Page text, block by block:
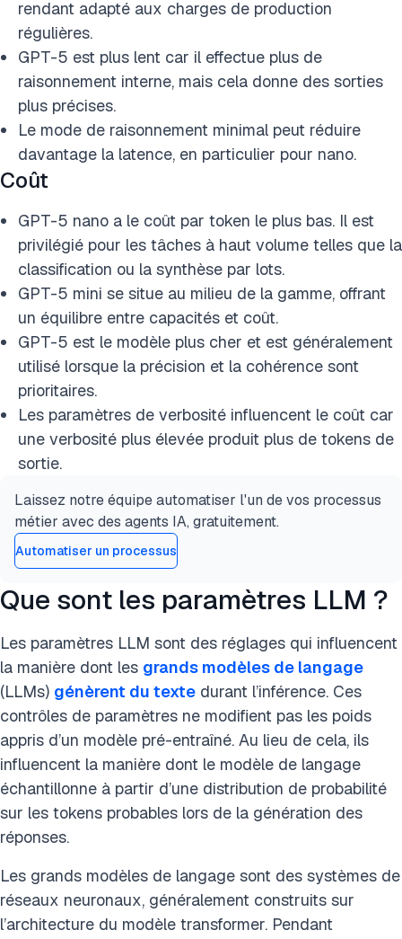
rendant adapté aux charges de production
régulières.
GPT-5 est plus lent car il effectue plus de
raisonnement interne, mais cela donne des sorties
plus précises.
Le mode de raisonnement minimal peut réduire
davantage la latence, en particulier pour nano.
Coût
GPT-5 nano a le coût par token le plus bas. Il est
privilégié pour les tâches à haut volume telles que la
classification ou la synthèse par lots.
GPT-5 mini se situe au milieu de la gamme, offrant
un équilibre entre capacités et coût.
GPT-5 est le modèle plus cher et est généralement
utilisé lorsque la précision et la cohérence sont
prioritaires.
Les paramètres de verbosité influencent le coût car
une verbosité plus élevée produit plus de tokens de
sortie.
Laissez notre équipe automatiser l'un de vos processus
métier avec des agents IA, gratuitement.
Automatiser un processus
Que sont les paramètres LLM ?
Les paramètres LLM sont des réglages qui influencent
la manière dont les grands modèles de langage
(LLMs) génèrent du texte durant l’inférence. Ces
contrôles de paramètres ne modifient pas les poids
appris d’un modèle pré-entraîné. Au lieu de cela, ils
influencent la manière dont le modèle de langage
échantillonne à partir d’une distribution de probabilité
sur les tokens probables lors de la génération des
réponses.
Les grands modèles de langage sont des systèmes de
réseaux neuronaux, généralement construits sur
l’architecture du modèle transformer. Pendant